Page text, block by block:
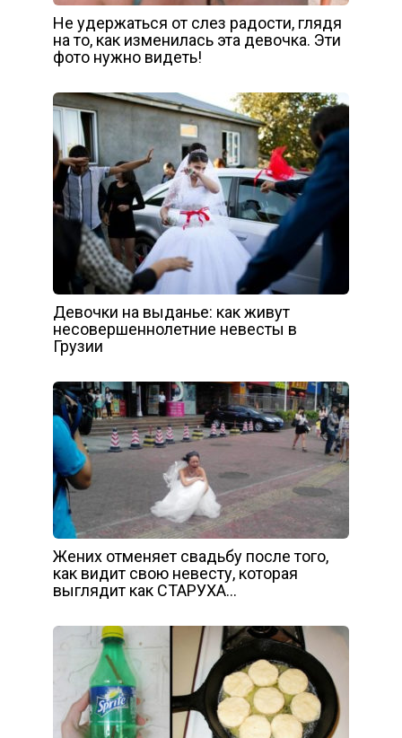
Не удержаться от слез радости, глядя
на то, как изменилась эта девочка. Эти
фото нужно видеть!
Девочки на выданье: как живут
несовершеннолетние невесты в
Грузии
Жених отменяет свадьбу после того,
как видит свою невесту, которая
выглядит как СТАРУХА…